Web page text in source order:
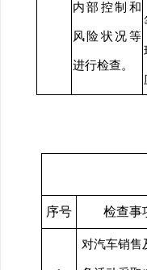
内部控制和
风险状况等
进行检查。
序号 检查事
对汽车销售